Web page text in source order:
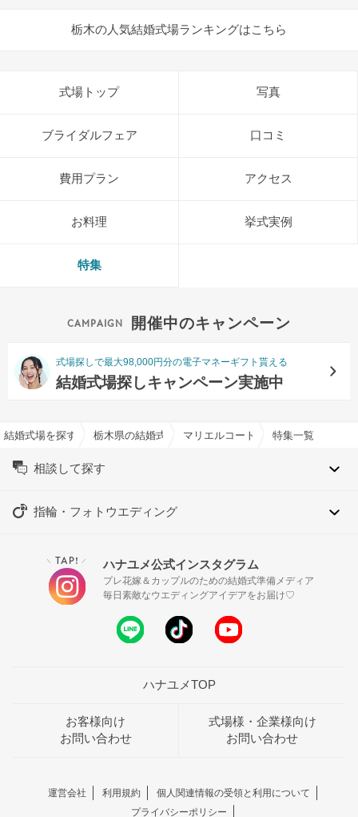
栃木の人気結婚式場ランキングはこちら
式場トップ 写真
ブライダルフェア 口コミ
費用プラン アクセス
お料理 挙式実例
特集
開催中のキャンペーン
式場探しで最大98,000円分の電子マネーギフト貰える
結婚式場探しキャンペーン実施中
結婚式場を探すならハナユメ栃木県の結婚式場一覧マリエルコートインターパークで結
特集一覧
相談して探す
指輪・フォトウエディング
＼ TAP! ／ ハナユメ公式インスタグラム
プレ花嫁＆カップルのための結婚式準備メディア
毎日素敵なウエディングアイデアをお届け♡
ハナユメTOP
お客様向け
お問い合わせ
式場様・企業様向け
お問い合わせ
運営会社 利用規約
個人関連情報の受領と利用について
プライバシーポリシー